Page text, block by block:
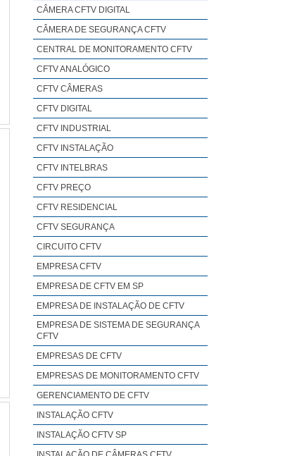
CÂMERA CFTV DIGITAL
CÂMERA DE SEGURANÇA CFTV
CENTRAL DE MONITORAMENTO CFTV
CFTV ANALÓGICO
CFTV CÂMERAS
CFTV DIGITAL
CFTV INDUSTRIAL
CFTV INSTALAÇÃO
CFTV INTELBRAS
CFTV PREÇO
CFTV RESIDENCIAL
CFTV SEGURANÇA
CIRCUITO CFTV
EMPRESA CFTV
EMPRESA DE CFTV EM SP
EMPRESA DE INSTALAÇÃO DE CFTV
EMPRESA DE SISTEMA DE SEGURANÇA
CFTV
EMPRESAS DE CFTV
EMPRESAS DE MONITORAMENTO CFTV
GERENCIAMENTO DE CFTV
INSTALAÇÃO CFTV
INSTALAÇÃO CFTV SP